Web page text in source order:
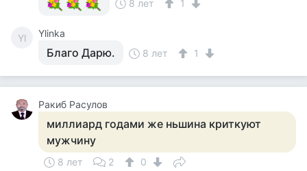
8 лет
1
Yl Ylinka
Благо Дарю. 8 лет 1
Ракиб Расулов
миллиард годами же ньшина криткуют
мужчину
8 лет 2 0